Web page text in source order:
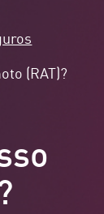
(RAT)?